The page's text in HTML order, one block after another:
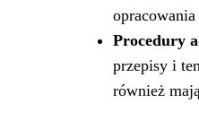
opracowania
Procedury
przepisy i
również